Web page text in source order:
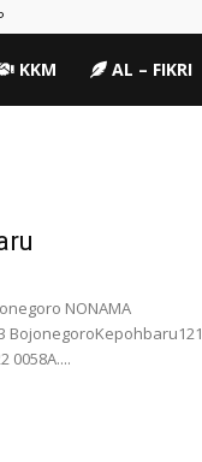
KKM AL – FIKRI
NONAMA
3 BojonegoroKepohbaru121
0058A....